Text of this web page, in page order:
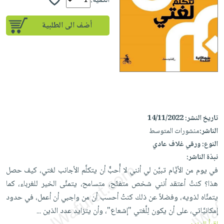
إختياراتنا
كتب
أكاديمية
صندوق
القراءة
iKitab
حدود
أسئلة
يتكرر
iKitab
على
Android
تحميل
iKitab
على
Apple
أسئلة
يتكرر
طرحها
masmu3
على
masmu3
على
Apple
المواضيع
مبيعاً
وسائل
تعليمية
جوائز
تعليمية
الصحة
والعناية
أجهزة
العناية
الشخصية
العناية
وتصفيف
الشعر
العناية
بالجسم
المطبخ
والسفرة
جديد
الكل
أواني
الطهي
أدوات
متجر
الهدايا
أقسام
أضف الى الطلبية
تاريخ النشر:14/11/2022
الناشر:منشورات المتوسط
النوع:ورقي غلاف عادي
نبذة الناشر:
في يوم من الأيَّام تبيَّن لي أنني لا أُحبٌّ أن يتكلَّم الأجانب لغتي، كيف حصل
هذا؟ كنتُ أعتقد أنني شخص متفتّح، متسامح، يتمنَّى الخير للغرباء، كما
يتمنَّاه لذويه، وفضلاً عن ذلك كنتُ أحسب أن من واجبي أن أعمل، في حدود
إمكانيَّاتي، على أن يكون لِلَّغتي "إشعاع"، وأن يتزايد عدد الذين...